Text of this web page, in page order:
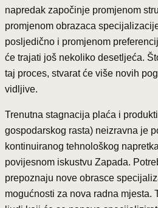
napredak započinje promjenom
promjenom obrazaca
posljedično i promjenom
će trajati još nekoliko desetljeća.
taj proces, stvarat će više novih
vidljive.
Trenutna stagnacija plaća i
gospodarskog rasta) neizravna je
kontinuiranog tehnološkog
povijesnom iskustvu Zapada.
prepoznaju nove obrasce
mogućnosti za nova radna mjesta.